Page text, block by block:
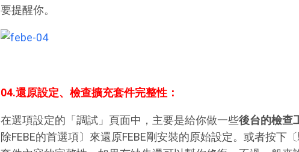
要提醒你。
04.還原設定、檢查擴充套件完整性：
在選項設定的「調試」頁面中，主要是給你做一些後台的檢查
除FEBE的首選項〕來還原FEBE剛安裝的原始設定。或者按下